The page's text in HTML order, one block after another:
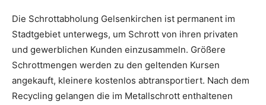
Die Schrottabholung Gelsenkirchen ist permanent im
Stadtgebiet unterwegs, um Schrott von ihren privaten
und gewerblichen Kunden einzusammeln. Größere
Schrottmengen werden zu den geltenden Kursen
angekauft, kleinere kostenlos abtransportiert. Nach dem
Recycling gelangen die im Metallschrott enthaltenen